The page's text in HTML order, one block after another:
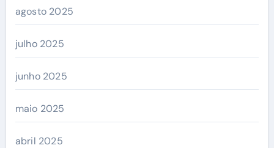
agosto 2025
julho 2025
junho 2025
maio 2025
abril 2025